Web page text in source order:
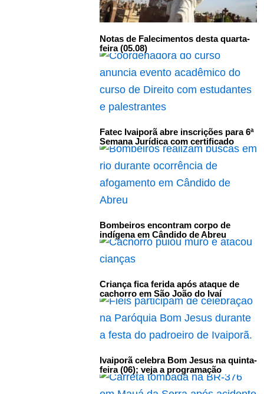
Notas de Falecimentos desta quarta-
feira (05.08)
Fatec Ivaiporã abre inscrições para 6ª
Semana Jurídica com certificado
Bombeiros encontram corpo de
indígena em Cândido de Abreu
Criança fica ferida após ataque de
cachorro em São João do Ivaí
Ivaiporã celebra Bom Jesus na quinta-
feira (06); veja a programação